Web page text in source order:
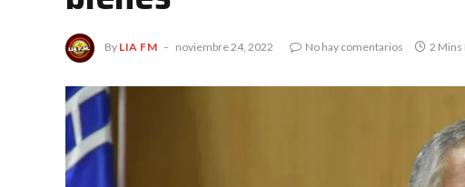
By LIA FM noviembre 24, 2022 No hay comentarios 2 Mins